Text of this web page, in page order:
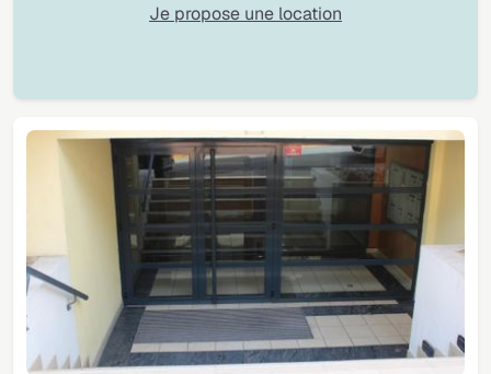
Je propose une location